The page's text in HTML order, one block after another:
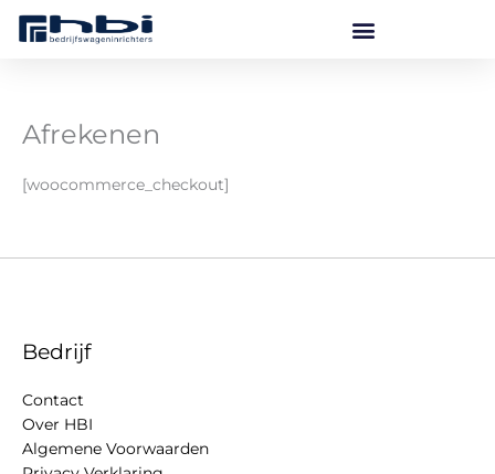
Afrekenen
[woocommerce_checkout]
Bedrijf
Contact
Over HBI
Algemene Voorwaarden